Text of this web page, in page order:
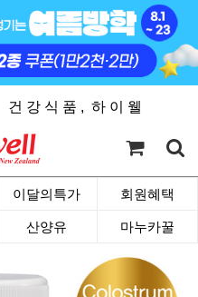
강 식 품 , 하 이 웰
이달의특가 회원혜택
산양유 마누카꿀